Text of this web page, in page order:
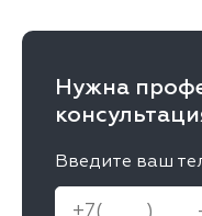
Нужна
Введите ваш